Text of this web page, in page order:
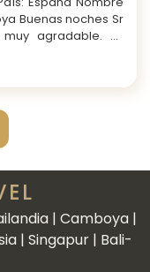
Buenas noches Sr
agradable. En
| Camboya |
| Singapur | Bali-